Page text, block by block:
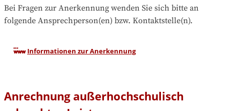
Bei Fragen zur Anerkennung wenden Sie sich bitte an
folgende Ansprechperson(en) bzw. Kontaktstelle(n).
Informationen zur Anerkennung
Anrechnung außerhochschulisch